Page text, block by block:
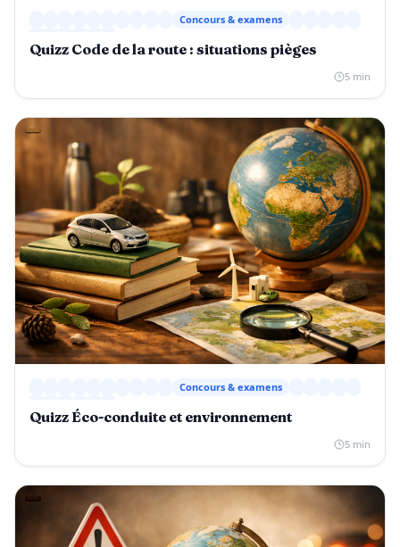
Concours & examens
Quizz Code de la route : situations pièges
5 min
Concours & examens
Quizz Éco-conduite et environnement
5 min